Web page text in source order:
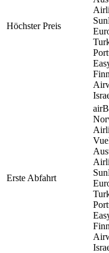
Höchster Preis
Erste Abfahrt